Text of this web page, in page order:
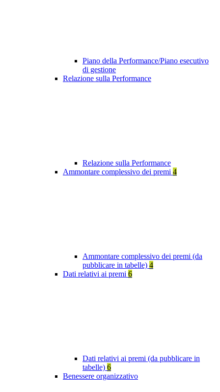
Piano della Performance/Piano esecutivo
di gestione
Relazione sulla Performance
Relazione sulla Performance
Ammontare complessivo dei premi 4
Ammontare complessivo dei premi (da
pubblicare in tabelle) 4
Dati relativi ai premi 6
Dati relativi ai premi (da pubblicare in
tabelle) 6
Benessere organizzativo